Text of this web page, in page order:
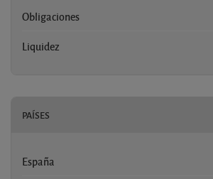
Obligaciones
Liquidez
PAÍSES
España